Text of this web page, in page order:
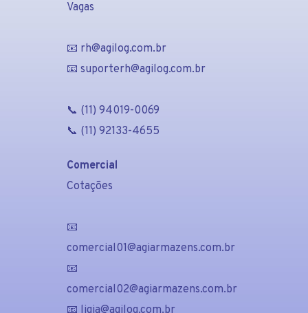
Vagas
📧 rh@agilog.com.br
📧 suporterh@agilog.com.br
📞 (11) 94019-0069
📞 (11) 92133-4655
Comercial
Cotações
📧
comercial01@agiarmazens.com.br
📧
comercial02@agiarmazens.com.br